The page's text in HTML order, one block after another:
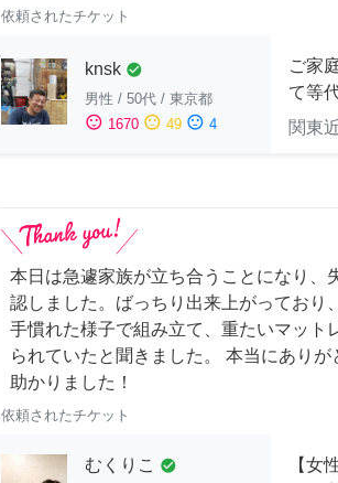
依頼されたチケット
knsk check_circle
男性 / 50代 / 東京都
sentiment_satisfied 1670 sentiment_neutral 49 sentiment_dissatisfied 4
ご家
て等
関東
本日は急遽家族が立ち合うことになり、
認しました。ばっちり出来上がっており
手慣れた様子で組み立て、重たいマット
られていたと聞きました。 本当にあり
助かりました！
依頼されたチケット
むくりこ check_circle
【女